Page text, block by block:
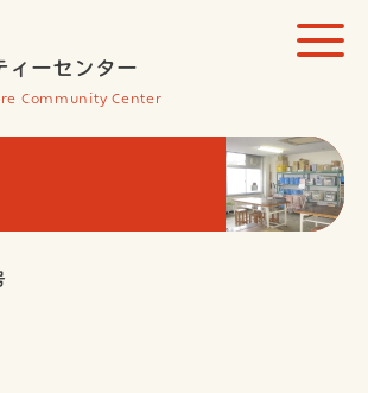
ィーセンター
Community Center